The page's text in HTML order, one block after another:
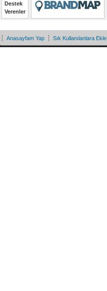
Destek
Verenler
Anasayfam Yap Sık Kullanılanlara Ekle